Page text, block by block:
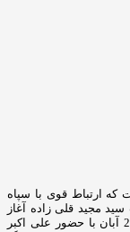
ارتباط قوی با سپاه
در سال 1391 با مدیریت سید مجید قلی زاده آغاز
بکار کرده است. مراسم افتتاح خبرگزاری تسنیم روز 22 آبان با حضور علی اکبر